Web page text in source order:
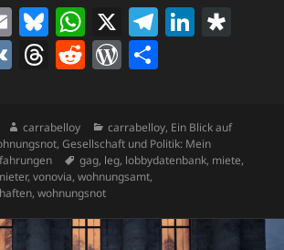
E
m
Bl
u
es
y
W
h
at
A
p
p
X T
a
m
Li
dI
n
o
ra
V T
re
a
d
s
R
d
di
t
W
d
P
ss
le
n
Autor
carrabelloy Kategorien
carrabelloy, Ein Blick auf
Gesellschaft und Politik: Mein
Schlagwörter
gag, leg, lobbydatenbank, miete,
,vonovia,wohnungsamt,
,wohnungsnot